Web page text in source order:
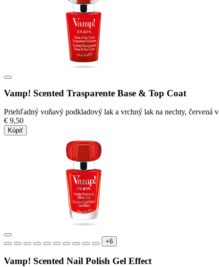
Vamp! Scented Trasparente Base & Top Coat
Priehľadný voňavý podkladový lak a vrchný lak na nechty, červená
€ 9,50
Kúpiť
+6
Vamp! Scented Nail Polish Gel Effect